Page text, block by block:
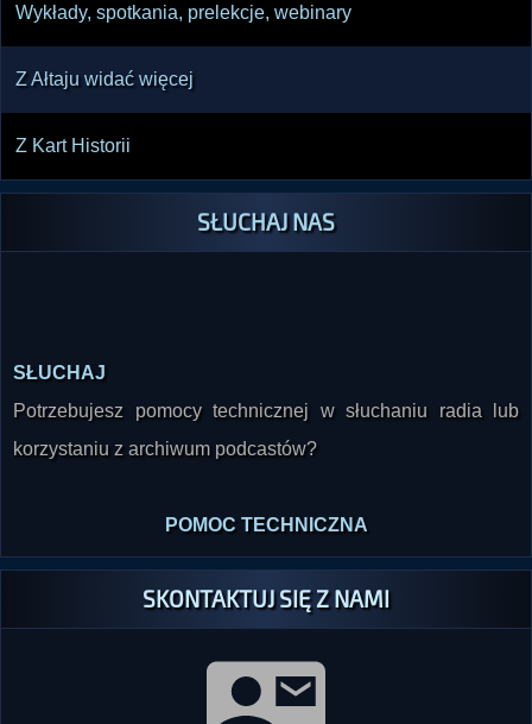
Wykłady, spotkania, prelekcje, webinary
Z Ałtaju widać więcej
Z Kart Historii
SŁUCHAJ NAS
Potrzebujesz pomocy technicznej w słuchaniu radia lub
korzystaniu z archiwum podcastów?
SKONTAKTUJ SIĘ Z NAMI